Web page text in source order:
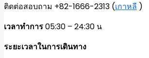
ติดต่อสอบถาม +82-1666-2313 (เกาหลี )
เวลาทำการ05:30 – 24:30 น
ระยะเวลาในการเดินทาง